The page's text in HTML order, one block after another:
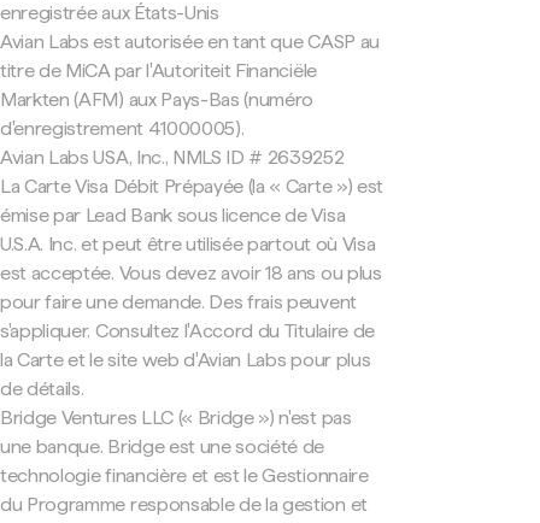
enregistrée aux États-Unis
Avian Labs est autorisée en tant que CASP au
titre de MiCA par l'Autoriteit Financiële
Markten (AFM) aux Pays-Bas (numéro
d'enregistrement 41000005).
Avian Labs USA, Inc., NMLS ID # 2639252
La Carte Visa Débit Prépayée (la « Carte ») est
émise par Lead Bank sous licence de Visa
U.S.A. Inc. et peut être utilisée partout où Visa
est acceptée. Vous devez avoir 18 ans ou plus
pour faire une demande. Des frais peuvent
s'appliquer. Consultez l'Accord du Titulaire de
la Carte et le site web d'Avian Labs pour plus
de détails.
Bridge Ventures LLC (« Bridge ») n'est pas
une banque. Bridge est une société de
technologie financière et est le Gestionnaire
du Programme responsable de la gestion et